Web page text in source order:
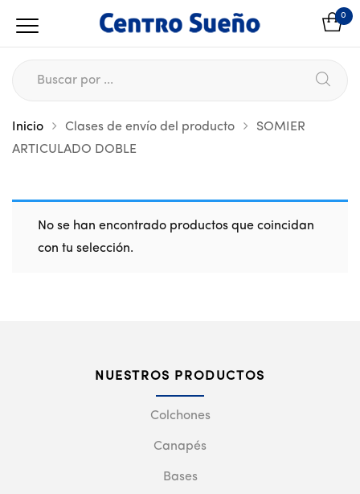
0
Inicio Clases de envío del producto
SOMIER
ARTICULADO DOBLE
No se han encontrado productos que coincidan
con tu selección.
NUESTROS PRODUCTOS
Colchones
Canapés
Bases